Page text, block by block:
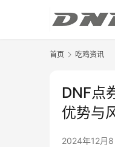
首页 吃鸡资讯
DNF点
优势与
2024年12月